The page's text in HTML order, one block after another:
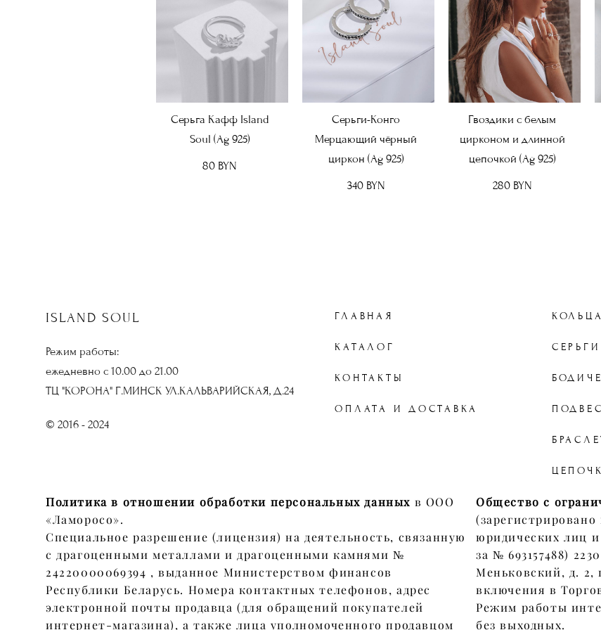
Серьга Кафф Island
Soul (Ag 925)
80 BYN
Серьги-Конго
Мерцающий чёрный
циркон (Ag 925)
340 BYN
Гвоздики с белым
цирконом и длинной
цепочкой (Ag 925)
280 BYN
ISLAND SOUL
Режим работы:
ежедневно с 10.00 до 21.00
ТЦ "КОРОНА" Г.МИНСК УЛ.КАЛЬВАРИЙСКАЯ, Д.24
© 2016 - 2024
ГЛАВНАЯ
КАТАЛОГ
КОНТАКТЫ
ОПЛАТА И ДОСТАВКА
КОЛЬЦА
СЕРЬГИ
Политика в отношении обработки персональных данных в ООО
«Ламоросо».
Специальное разрешение (лицензия) на деятельность, связанную
с драгоценными металлами и драгоценными камнями №
24220000069394 , выданное Министерством финансов
Республики Беларусь. Номера контактных телефонов, адрес
электронной почты продавца (для обращений покупателей
интернет-магазина), а также лица уполномоченного продавцом
Общество с
юридических лиц и
за № 693157488)
Меньковский, д. 2,
включения в
Режим работы
без выходных.